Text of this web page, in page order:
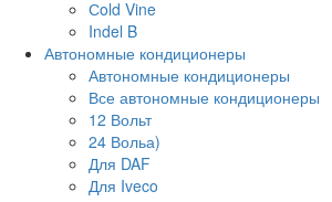
Сold Vine
Indel B
Автономные кондиционеры
Автономные кондиционеры
Все автономные кондиционеры
12 Вольт
24 Вольа)
Для DAF
Для Iveco